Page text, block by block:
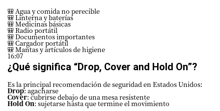
🎒 Agua y comida no perecible
🎒 Linterna y baterías
🎒 Medicinas básicas
🎒 Radio portátil
🎒 Documentos importantes
🎒 Cargador portátil
🎒 Mantas y artículos de higiene
16:07
¿Qué significa “Drop, Cover and Hold On”?
Es la principal recomendación de seguridad en Estados Unidos:
Drop: agacharse
Cover: cubrirse debajo de una mesa resistente
Hold On: sujetarse hasta que termine el movimiento